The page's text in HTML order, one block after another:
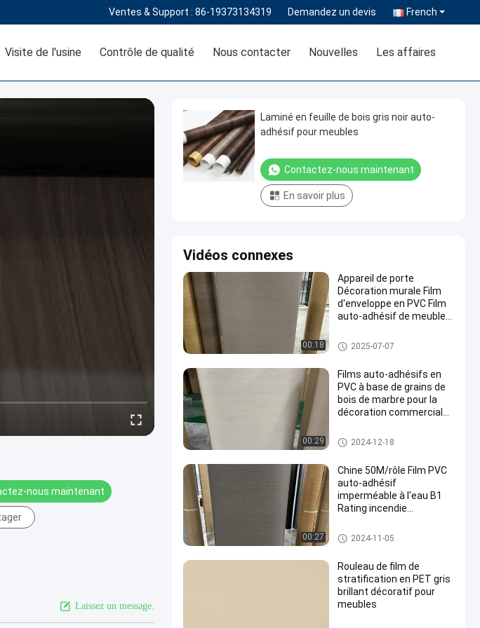
Ventes & Support : 86-19373134319 Demandez un devis French
Visite de l'usine Contrôle de qualité Nous contacter Nouvelles Les affaires
nous maintenant
Laissez un message.
Laminé en feuille de bois gris noir auto-
adhésif pour meubles
Contactez-nous maintenant
En savoir plus
Vidéos connexes
00:18
Appareil de porte
Décoration murale Film
d'enveloppe en PVC Film
auto-adhésif de meubles
l'espace Protection des
meubles
Film autoadhésif pour meuble
s
2025-07-07
00:29
Films auto-adhésifs en
PVC à base de grains de
bois de marbre pour la
décoration commerciale
Film auto-adhésif de PVC
2024-12-18
00:27
Chine 50M/rôle Film PVC
auto-adhésif
imperméable à l'eau B1
Rating incendie
Film auto-adhésif de PVC
2024-11-05
Rouleau de film de
stratification en PET gris
brillant décoratif pour
meubles